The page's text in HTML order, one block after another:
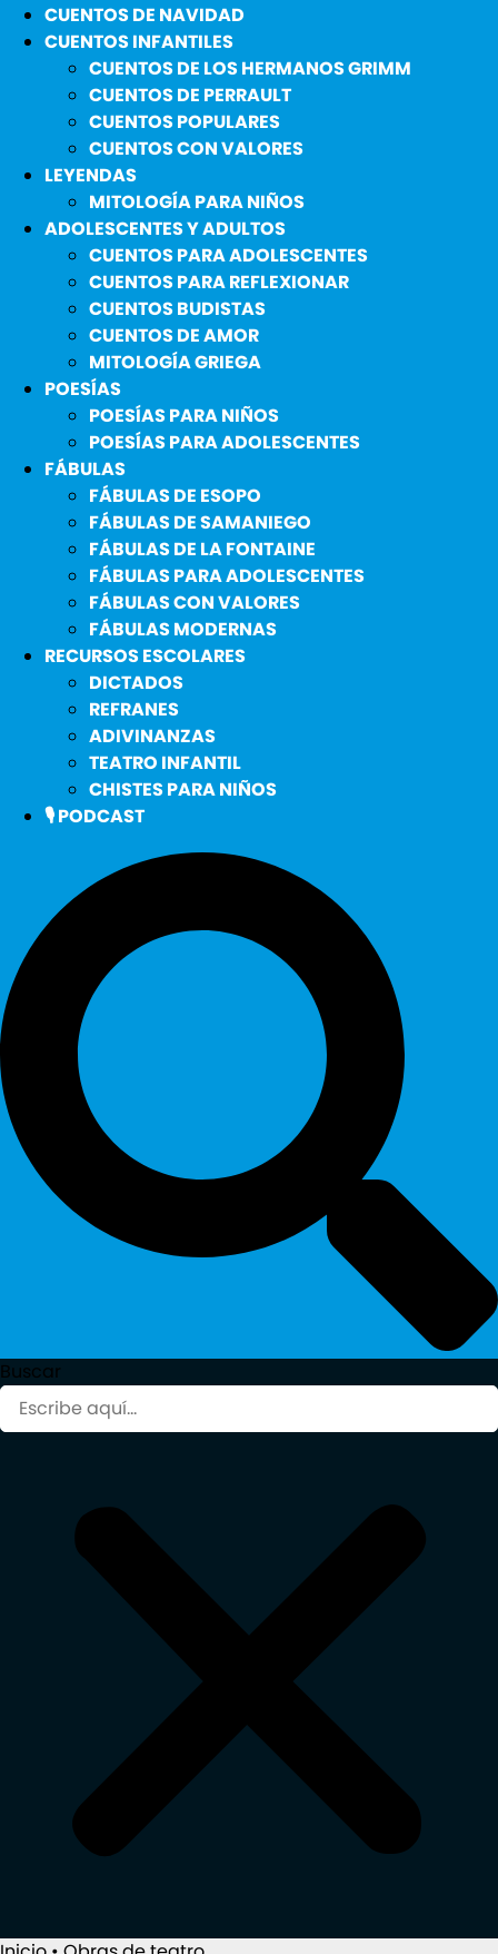
CUENTOS DE NAVIDAD
CUENTOS INFANTILES
CUENTOS DE LOS HERMANOS GRIMM
CUENTOS DE PERRAULT
CUENTOS POPULARES
CUENTOS CON VALORES
LEYENDAS
MITOLOGÍA PARA NIÑOS
ADOLESCENTES Y ADULTOS
CUENTOS PARA ADOLESCENTES
CUENTOS PARA REFLEXIONAR
CUENTOS BUDISTAS
CUENTOS DE AMOR
MITOLOGÍA GRIEGA
POESÍAS
POESÍAS PARA NIÑOS
POESÍAS PARA ADOLESCENTES
FÁBULAS
FÁBULAS DE ESOPO
FÁBULAS DE SAMANIEGO
FÁBULAS DE LA FONTAINE
FÁBULAS PARA ADOLESCENTES
FÁBULAS CON VALORES
FÁBULAS MODERNAS
RECURSOS ESCOLARES
DICTADOS
REFRANES
ADIVINANZAS
TEATRO INFANTIL
CHISTES PARA NIÑOS
🎙️ PODCAST
Buscar